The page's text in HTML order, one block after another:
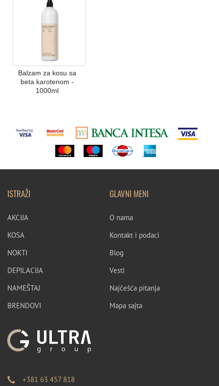
Balzam za kosu sa
beta karotenom -
1000ml
ISTRAŽI
AKCIJA
KOSA
NOKTI
DEPILACIJA
NAMEŠTAJ
BRENDOVI
GLAVNI MENI
O nama
Kontakt i podaci
Blog
Vesti
Najčešća pitanja
Mapa sajta
+381 63 457 818